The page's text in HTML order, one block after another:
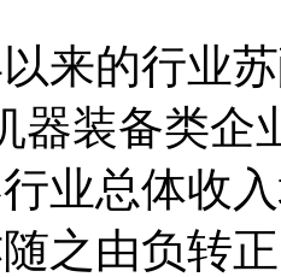
以来的行业
器装备类企
业总体收
之由负转